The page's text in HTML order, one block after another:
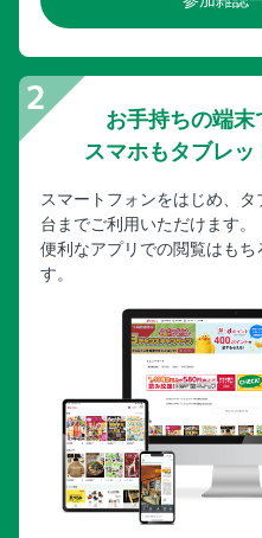
お手持ちの端末
スマホもタブレ
スマートフォンをはじめ、
台までご利用いただけます。
便利なアプリでの閲覧はも
す。